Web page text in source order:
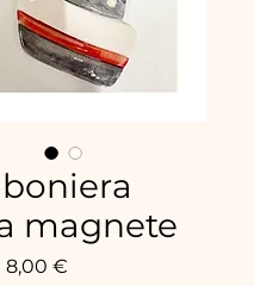
magnete
Prezzo
8,00 €